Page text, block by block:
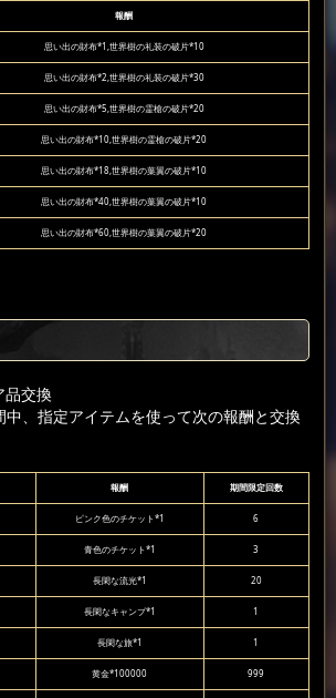
報酬
思い出の財布*1,世界樹の礼装の破片*10
思い出の財布*2,世界樹の礼装の破片*30
思い出の財布*5,世界樹の霊槍の破片*20
思い出の財布*10,世界樹の霊槍の破片*20
思い出の財布*18,世界樹の葉翼の破片*10
思い出の財布*40,世界樹の葉翼の破片*10
思い出の財布*60,世界樹の葉翼の破片*20
交換
中、指定アイテムを使って次の報酬と交換
報酬 期間限定回数
ピンク色のチケット*1 6
青色のチケット*1 3
長閑な流光*1 20
長閑なキャンプ*1 1
長閑な旅*1 1
黄金*100000 999